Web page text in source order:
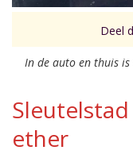
Deel
In de auto en thuis
ether